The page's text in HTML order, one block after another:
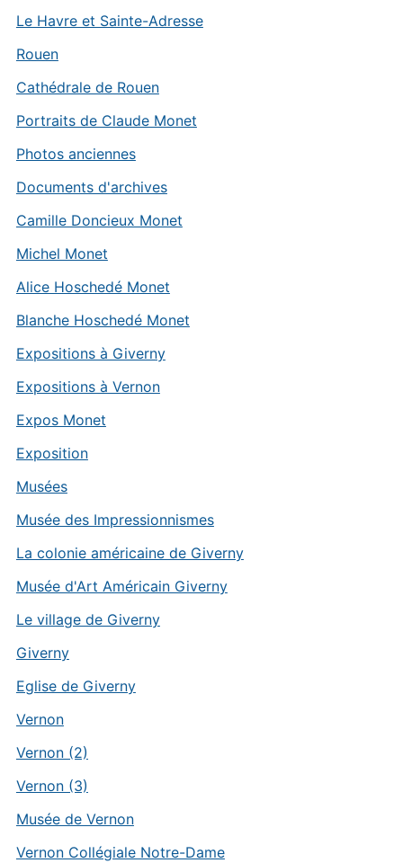
Le Havre et Sainte-Adresse
Rouen
Cathédrale de Rouen
Portraits de Claude Monet
Photos anciennes
Documents d'archives
Camille Doncieux Monet
Michel Monet
Alice Hoschedé Monet
Blanche Hoschedé Monet
Expositions à Giverny
Expositions à Vernon
Expos Monet
Exposition
Musées
Musée des Impressionnismes
La colonie américaine de Giverny
Musée d'Art Américain Giverny
Le village de Giverny
Giverny
Eglise de Giverny
Vernon
Vernon (2)
Vernon (3)
Musée de Vernon
Vernon Collégiale Notre-Dame